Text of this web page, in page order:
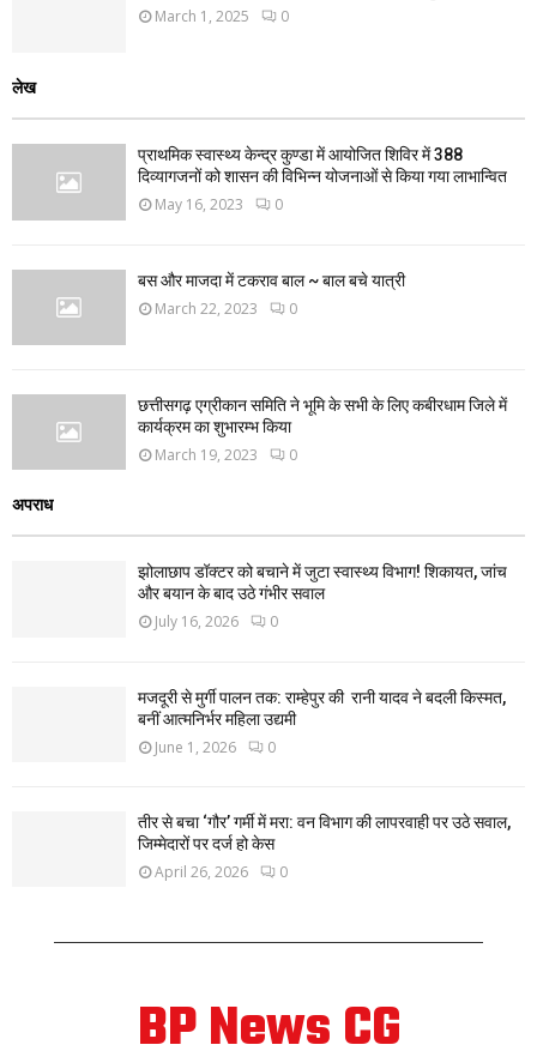
March 1, 2025 0
लेख
प्राथमिक स्वास्थ्य केन्द्र कुण्डा में आयोजित शिविर में 388
दिव्यागजनों को शासन की विभिन्न योजनाओं से किया गया लाभान्वित
May 16, 2023 0
बस और माजदा में टकराव बाल ~ बाल बचे यात्री
March 22, 2023 0
छत्तीसगढ़ एग्रीकान समिति ने भूमि के सभी के लिए कबीरधाम जिले में
कार्यक्रम का शुभारम्भ किया
March 19, 2023 0
अपराध
झोलाछाप डॉक्टर को बचाने में जुटा स्वास्थ्य विभाग! शिकायत, जांच
और बयान के बाद उठे गंभीर सवाल
July 16, 2026 0
मजदूरी से मुर्गी पालन तक: राम्हेपुर की रानी यादव ने बदली किस्मत,
बनीं आत्मनिर्भर महिला उद्यमी
June 1, 2026 0
तीर से बचा ‘गौर’ गर्मी में मरा: वन विभाग की लापरवाही पर उठे सवाल,
जिम्मेदारों पर दर्ज हो केस
April 26, 2026 0
BP News CG